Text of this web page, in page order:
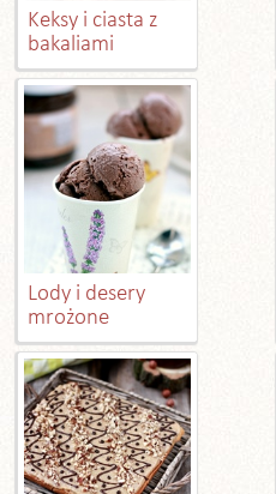
Keksy i ciasta z
bakaliami
Lody i desery
mrożone